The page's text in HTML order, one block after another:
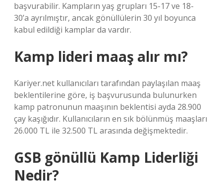
başvurabilir. Kampların yaş grupları 15-17 ve 18-
30’a ayrılmıştır, ancak gönüllülerin 30 yıl boyunca
kabul edildiği kamplar da vardır.
Kamp lideri maaş alır mı?
Kariyer.net kullanıcıları tarafından paylaşılan maaş
beklentilerine göre, iş başvurusunda bulunurken
kamp patronunun maaşının beklentisi ayda 28.900
çay kaşığıdır. Kullanıcıların en sık bölünmüş maaşları
26.000 TL ile 32.500 TL arasında değişmektedir.
GSB gönüllü Kamp Liderliği
Nedir?